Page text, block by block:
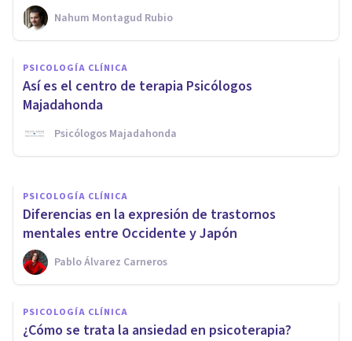
Nahum Montagud Rubio
PSICOLOGÍA CLÍNICA
Así es el centro de terapia Psicólogos
Majadahonda
Psicólogos Majadahonda
PSICOLOGÍA CLÍNICA
Realidad Virtual y
Psicoterapia: estas son sus
cualidades
Elisabeth Berzal
PSICOLOGÍA CLÍNICA
Diferencias en la expresión de trastornos
mentales entre Occidente y Japón
Pablo Álvarez Carneros
PSICOLOGÍA CLÍNICA
¿Cómo se trata la ansiedad en psicoterapia?